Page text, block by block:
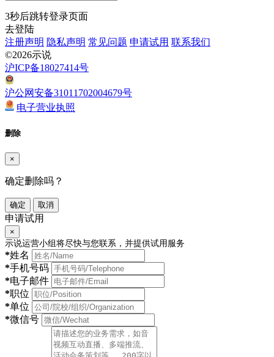
3秒后跳转登录页面
去登陆
注册声明 隐私声明 常见问题 申请试用 联系我们
©2026示说
沪ICP备18027414号
沪公网安备31011702004679号
电子营业执照
删除
×
确定删除吗？
确定 取消
申请试用
×
示说运营小组将尽快与您联系，并提供试用服务
*姓名
*手机号码
*电子邮件
*职位
*单位
*微信号